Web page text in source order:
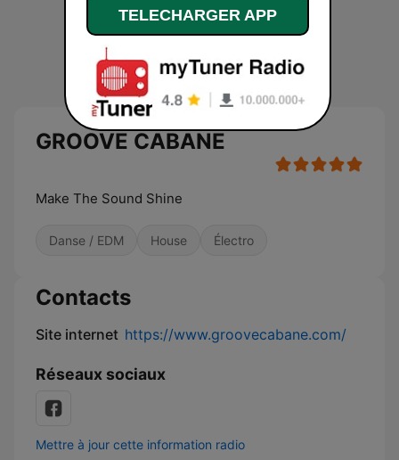
GROOVE CABANE
Make The Sound Shine
Danse / EDM House Électro
Contacts
Site internet https://www.groovecabane.com/
Réseaux sociaux
Mettre à jour cette information radio
TELECHARGER APP